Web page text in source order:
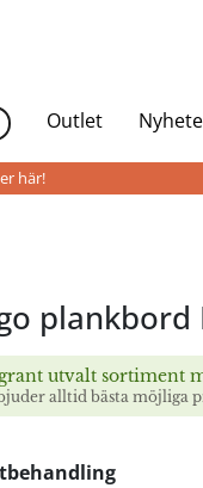
Outlet
här!
plankbord
utvalt sortiment
alltid bästa möjliga